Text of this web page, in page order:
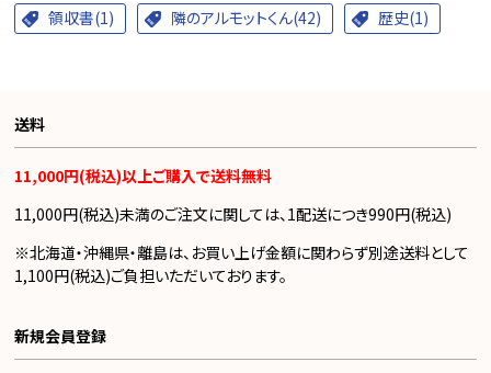
領収書(1) 隣のアルモットくん(42) 歴史(1)
送料
11,000円(税込)以上ご購入で送料無料
11,000円(税込)未満のご注文に関しては、1配送につき990円(税込)
※北海道・沖縄県・離島は、お買い上げ金額に関わらず別途送料として
1,100円(税込)ご負担いただいております。
新規会員登録